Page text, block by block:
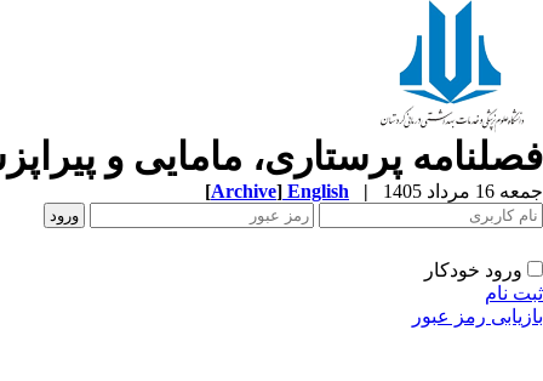
فصلنامه پرستاری، مامایی و
جمعه 16 مرداد 1405 |
English
[Archive]
ورود خودکار
ثبت نام
بازیابی رمز عبور